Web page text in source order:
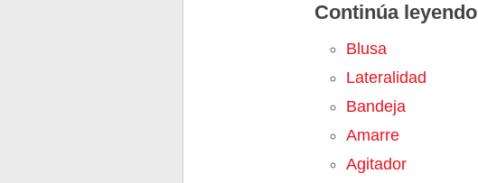
Continúa
Blusa
Lateralidad
Bandeja
Amarre
Agitador